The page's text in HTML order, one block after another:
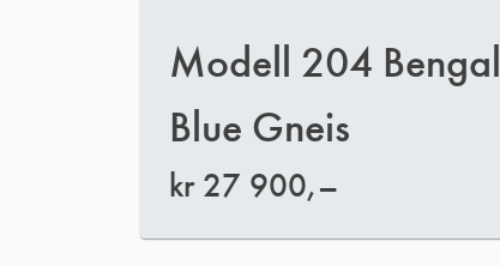
Modell 204 Bengal
Blue Gneis
kr27 900,–